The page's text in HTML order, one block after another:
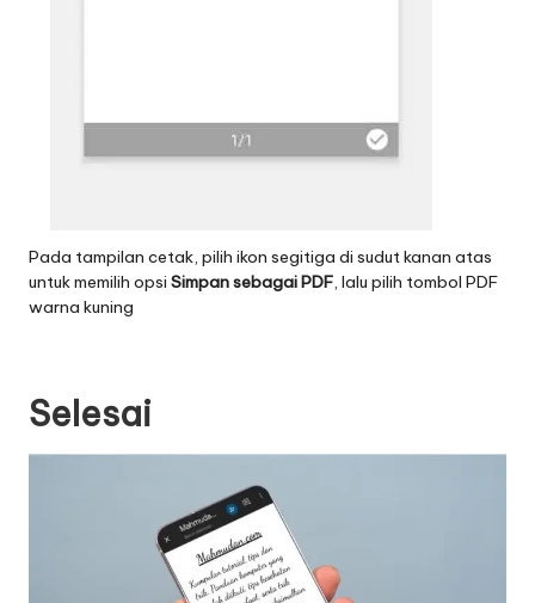
Pada tampilan cetak, pilih ikon segitiga di sudut kanan atas
untuk memilih opsi Simpan sebagai PDF, lalu pilih tombol PDF
warna kuning
Selesai